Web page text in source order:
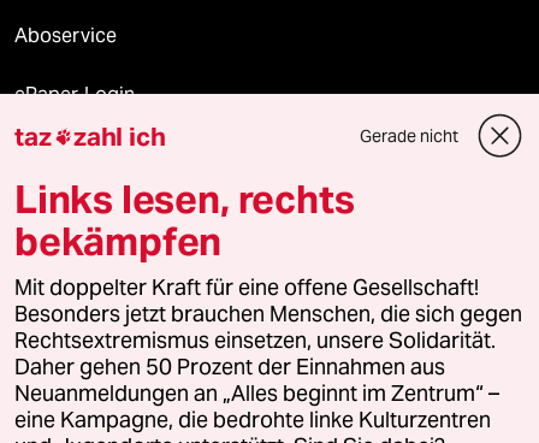
Aboservice
ePaper Login
Downloads für Abonnierende
© 2026 taz Verlags und Vertriebs GmbH
Alle Rechte vorbehalten. Bei rechtlichen Fragen oder für Genehmigungen
wenden Sie sich bitte an
lizenzen@taz.de
Feedback Redaktionsstatut Kommune-Richtlinien
Leitlinie Informant Datenschutz Impressum AGB
taz zahl ich Gerade nicht
Links lesen, rechts
bekämpfen
Mit doppelter Kraft für eine offene Gesellschaft!
Besonders jetzt brauchen Menschen, die sich gegen
Rechtsextremismus einsetzen, unsere Solidarität.
Daher gehen 50 Prozent der Einnahmen aus
Neuanmeldungen an „Alles beginnt im Zentrum“ –
eine Kampagne, die bedrohte linke Kulturzentren